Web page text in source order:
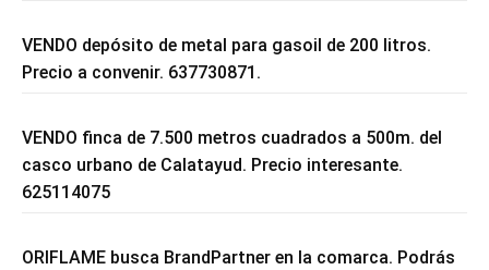
VENDO depósito de metal para gasoil de 200 litros.
Precio a convenir. 637730871.
VENDO finca de 7.500 metros cuadrados a 500m. del
casco urbano de Calatayud. Precio interesante.
625114075
ORIFLAME busca BrandPartner en la comarca. Podrás